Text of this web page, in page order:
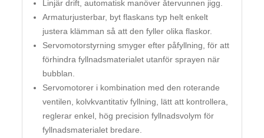
Linjär drift, automatisk manöver återvunnen jigg.
Armaturjusterbar, byt flaskans typ helt enkelt
justera klämman så att den fyller olika flaskor.
Servomotorstyrning smyger efter påfyllning, för att
förhindra fyllnadsmaterialet utanför sprayen när
bubblan.
Servomotorer i kombination med den roterande
ventilen, kolvkvantitativ fyllning, lätt att kontrollera,
reglerar enkel, hög precision fyllnadsvolym för
fyllnadsmaterialet bredare.